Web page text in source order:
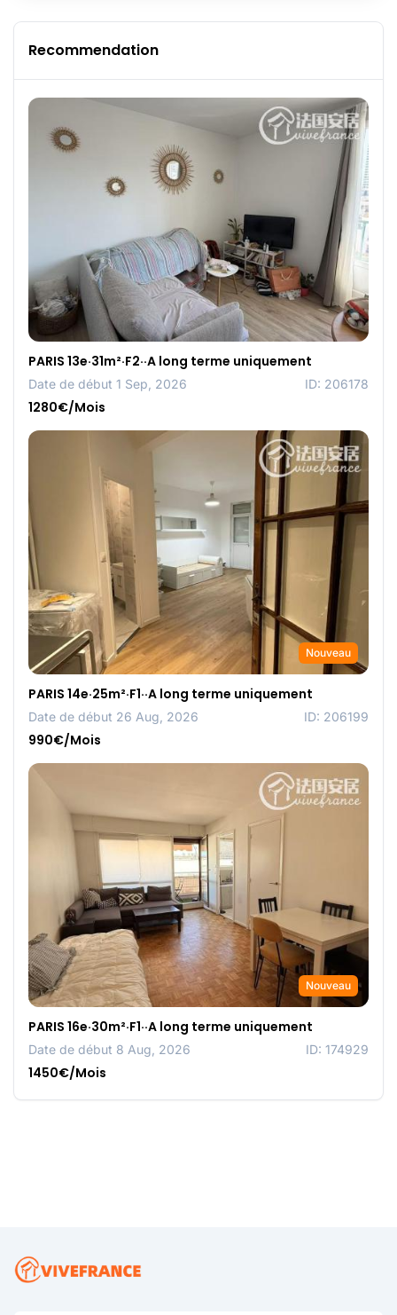
Recommendation
PARIS 13e·31m²·F2··A long terme uniquement
Date de début 1 Sep, 2026 ID: 206178
1280€/Mois
Nouveau
PARIS 14e·25m²·F1··A long terme uniquement
Date de début 26 Aug, 2026 ID: 206199
990€/Mois
Nouveau
PARIS 16e·30m²·F1··A long terme uniquement
Date de début 8 Aug, 2026 ID: 174929
1450€/Mois